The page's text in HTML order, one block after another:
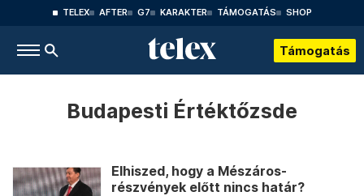
TELEX AFTER G7 KARAKTER TÁMOGATÁS SHOP
Támogatás
Budapesti Értéktőzsde
Elhiszed, hogy a Mészáros-
részvények előtt nincs határ?